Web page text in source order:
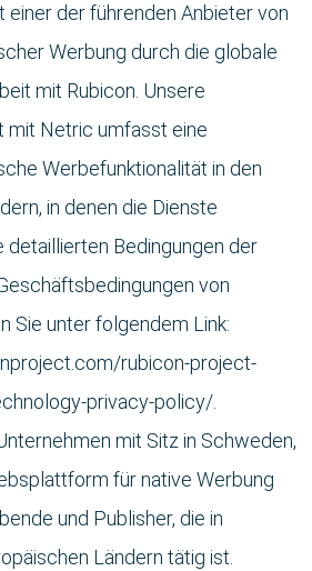
einer der führenden Anbieter von
Werbung durch die globale
mit Rubicon. Unsere
mit Netric umfasst eine
Werbefunktionalität in den
in denen die Dienste
detaillierten Bedingungen der
von
Sie unter folgendem Link:
rubicon-project-
privacy-policy/.
mit Sitz in Schweden,
für native Werbung
und Publisher, die in
Ländern tätig ist.